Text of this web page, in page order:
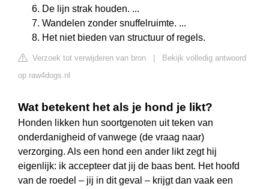
De lijn strak houden. ...
Wandelen zonder snuffelruimte. ...
Het niet bieden van structuur of regels.
Verzoek tot verwijderen van bron
Bekijk volledig antwoord
op raw4dogs.nl
Wat betekent het als je hond je likt?
Honden likken hun soortgenoten uit teken van
onderdanigheid of vanwege (de vraag naar)
verzorging. Als een hond een ander likt zegt hij
eigenlijk: ik accepteer dat jij de baas bent. Het hoofd
van de roedel – jij in dit geval – krijgt dan vaak een